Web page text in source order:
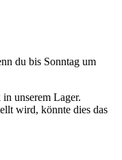
du bis Sonntag um
unserem Lager.
wird, könnte dies das